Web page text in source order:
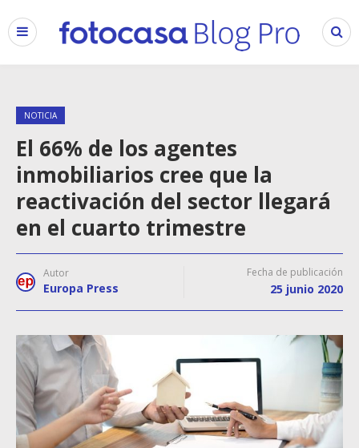
NOTICIA
El 66% de los agentes
inmobiliarios cree que la
reactivación del sector llegará
en el cuarto trimestre
Autor
Europa Press
Fecha de publicación
25 junio 2020